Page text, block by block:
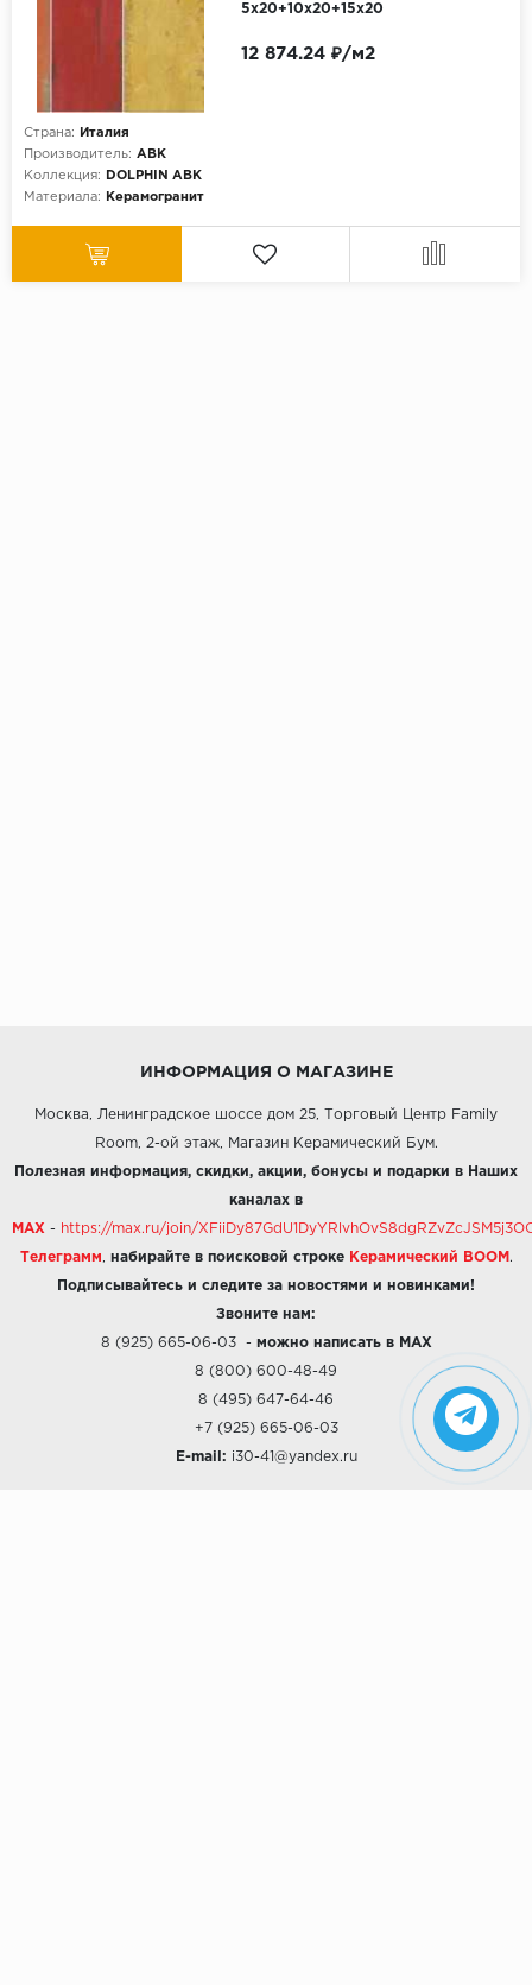
5x20+10x20+15x20
Страна:
Италия
Производитель: ABK
Коллекция:
DOLPHIN ABK
Материала:
Керамогранит
12 874.24 ₽/м2
ИНФОРМАЦИЯ О МАГАЗИНЕ
Москва, Ленинградское шоссе дом 25, Торговый Центр Family
Room, 2-ой этаж, Магазин Керамический Бум.
Полезная информация, скидки, акции, бонусы и подарки в Наших
каналах в
MAX - https://max.ru/join/
Телеграмм набирайте в поисковой строке Керамический BOOM .
Подписывайтесь и следите за новостями и новинками!
Звоните нам:
8 (925) 665-06-03- можно написать в MAX
8 (800) 600-48-49
8 (495) 647-64-46
+7 (925) 665-06-03
E-mail: i30-41@yandex.ru